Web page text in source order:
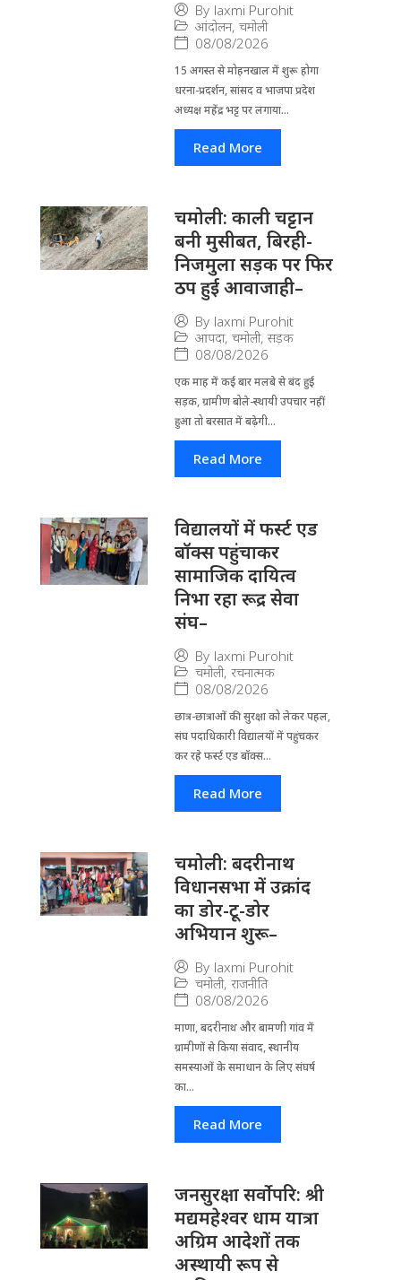
By laxmi Purohit
आंदोलन, चमोली
08/08/2026
15 अगस्त से मोहनखाल में शुरू होगा
धरना-प्रदर्शन, सांसद व भाजपा प्रदेश
अध्यक्ष महेंद्र भट्ट पर लगाया...
Read More
चमोली: काली चट्टान
बनी मुसीबत, बिरही-
निजमुला सड़क पर फिर
ठप हुई आवाजाही–
By laxmi Purohit
आपदा, चमोली, सड़क
08/08/2026
एक माह में कई बार मलबे से बंद हुई
सड़क, ग्रामीण बोले-स्थायी उपचार नहीं
हुआ तो बरसात में बढ़ेगी...
Read More
विद्यालयों में फर्स्ट एड
बॉक्स पहुंचाकर
सामाजिक दायित्व
निभा रहा रूद्र सेवा
संघ–
By laxmi Purohit
चमोली, रचनात्मक
08/08/2026
छात्र-छात्राओं की सुरक्षा को लेकर पहल,
संघ पदाधिकारी विद्यालयों में पहुंचकर
कर रहे फर्स्ट एड बॉक्स...
Read More
चमोली: बदरीनाथ
विधानसभा में उक्रांद
का डोर-टू-डोर
अभियान शुरू–
By laxmi Purohit
चमोली, राजनीति
08/08/2026
माणा, बदरीनाथ और बामणी गांव में
ग्रामीणों से किया संवाद, स्थानीय
समस्याओं के समाधान के लिए संघर्ष
का...
Read More
जनसुरक्षा सर्वोपरि: श्री
मद्यमहेश्वर धाम यात्रा
अग्रिम आदेशों तक
अस्थायी रूप से